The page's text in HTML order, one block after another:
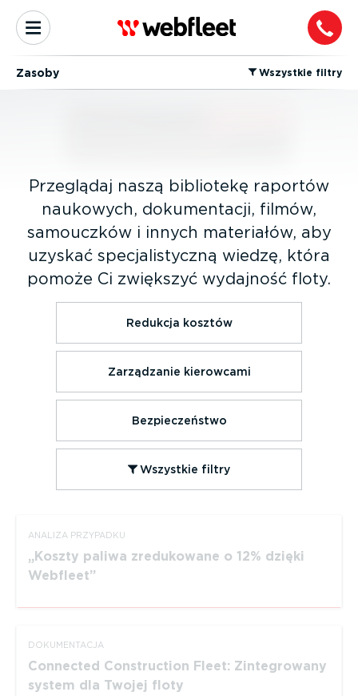
Zasoby ⁠Wszystkie filtry
Przeglądaj naszą bibliotekę raportów
naukowych, dokumen­tacji, filmów,
samouczków i innych materiałów, aby
uzyskać specja­li­styczną wiedzę, która
pomoże Ci zwiększyć wydajność floty.
Redukcja kosztów
Zarządzanie kierowcami
Bezpie­czeństwo
Wszystkie filtry
ANALIZA PRZYPADKU
Koszty paliwa zredukowane o 12% dzięki
Webfleet
DOKUMEN­TACJA
Connected Construction Fleet: Zinte­growany
system dla Twojej floty